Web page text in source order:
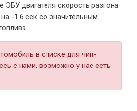
ЭБУ двигателя скорость разгона
-1.6 сек со значительным
в списке для чип-
с нами, возможно у нас есть